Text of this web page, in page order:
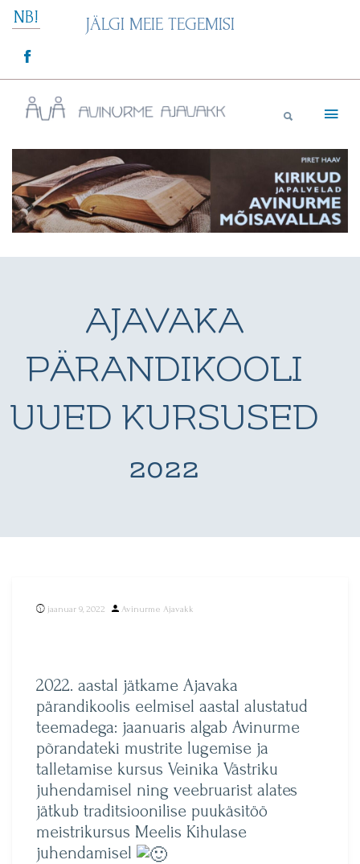
Skip
NB! JÄLGI MEIE TEGEMISI
Avinurme Ajavakk
AJAVAKA
PÄRANDIKOOLI
UUED KURSUSED
2022
jaanuar 9, 2022
Posted
Avinurme Ajavakk
2022. aastal jätkame Ajavaka
pärandikoolis eelmisel aastal alustatud
teemadega: jaanuaris algab Avinurme
põrandateki mustrite lugemise ja
talletamise kursus Veinika Västriku
juhendamisel ning veebruarist alates
jätkub traditsioonilise puukäsitöö
meistrikursus Meelis Kihulase
juhendamisel